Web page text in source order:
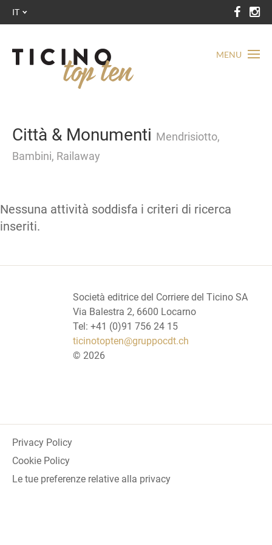
MENU
IT
Città & Monumenti Mendrisiotto,
Bambini, Railaway
Nessuna attività soddisfa i criteri di ricerca
inseriti.
Società editrice del Corriere del Ticino SA
Via Balestra 2, 6600 Locarno
Tel: +41 (0)91 756 24 15
ticinotopten@gruppocdt.ch
© 2026
Privacy Policy
Cookie Policy
Le tue preferenze relative alla privacy